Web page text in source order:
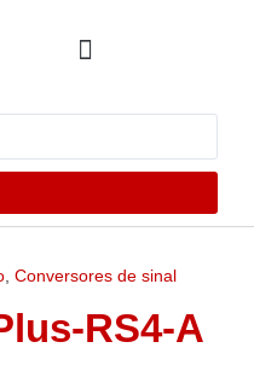
, Conversores de sinal
RS4-A